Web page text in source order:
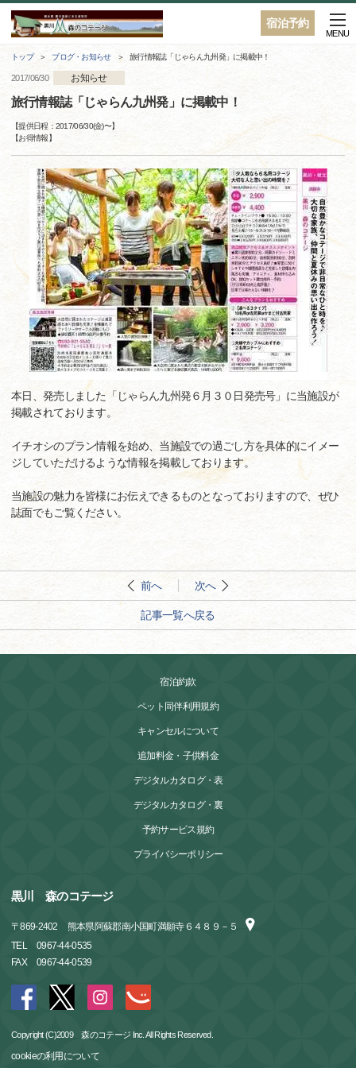
宿泊予約
MENU
トップ ブログ・お知らせ 旅行情報誌「じゃらん九州発」に掲載中！
2017/06/30 お知らせ
旅行情報誌「じゃらん九州発」に掲載中！
【提供日程：2017/06/30(金)〜】
【お得情報】
本日、発売しました「じゃらん九州発６月３０日発売号」に当施設が
掲載されております。
イチオシのプラン情報を始め、当施設での過ごし方を具体的にイメー
ジしていただけるような情報を掲載しております。
当施設の魅力を皆様にお伝えできるものとなっておりますので、ぜひ
誌面でもご覧ください。
前へ 次へ
記事一覧へ戻る
宿泊約款
ペット同伴利用規約
キャンセルについて
追加料金・子供料金
デジタルカタログ・表
デジタルカタログ・裏
予約サービス規約
プライバシーポリシー
黒川 森のコテージ
〒869-2402
熊本県阿蘇郡南小国町満願寺６４８９－５
TEL
0967-44-0535
FAX
0967-44-0539
Copyright (C)2009 森のコテージ Inc. All Rights Reserved.
cookieの利用について